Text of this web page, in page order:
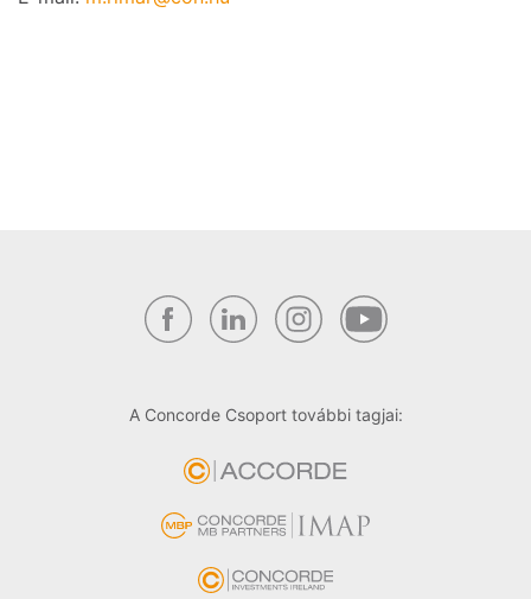
A Concorde Csoport további tagjai: